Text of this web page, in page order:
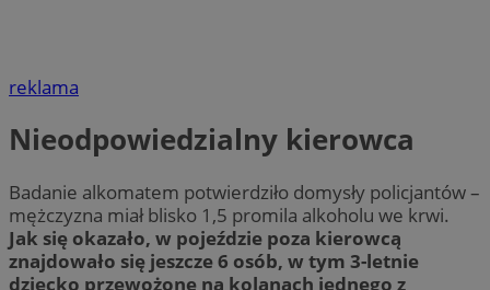
reklama
Nieodpowiedzialny kierowca
Badanie alkomatem potwierdziło domysły policjantów –
mężczyzna miał blisko 1,5 promila alkoholu we krwi.
Jak się okazało, w pojeździe poza kierowcą
znajdowało się jeszcze 6 osób, w tym 3-letnie
dziecko przewożone na kolanach jednego z